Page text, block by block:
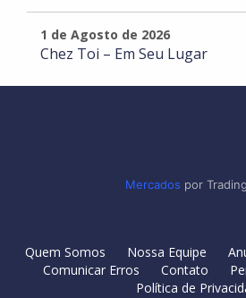
1 de Agosto de 2026
Chez Toi – Em Seu Lugar
Mercados por
Quem Somos Nossa Equipe
Comunicar Erros
Contato
Política de